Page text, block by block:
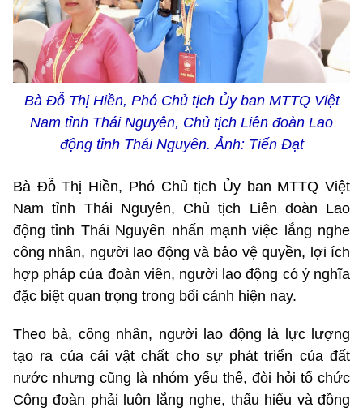
Bà Đỗ Thị Hiền, Phó Chủ tịch Ủy ban MTTQ Việt
Nam tỉnh Thái Nguyên, Chủ tịch Liên đoàn Lao
động tỉnh Thái Nguyên. Ảnh: Tiến Đạt
Bà Đỗ Thị Hiền, Phó Chủ tịch Ủy ban MTTQ Việt
Nam tỉnh Thái Nguyên, Chủ tịch Liên đoàn Lao
động tỉnh Thái Nguyên nhấn mạnh việc lắng nghe
công nhân, người lao động và bảo vệ quyền, lợi ích
hợp pháp của đoàn viên, người lao động có ý nghĩa
đặc biệt quan trọng trong bối cảnh hiện nay.
Theo bà, công nhân, người lao động là lực lượng
tạo ra của cải vật chất cho sự phát triển của đất
nước nhưng cũng là nhóm yếu thế, đòi hỏi tổ chức
Công đoàn phải luôn lắng nghe, thấu hiểu và đồng